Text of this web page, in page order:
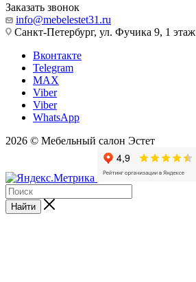
Заказать звонок
info@mebelestet31.ru
Санкт-Петербург, ул. Фучика 9, 1 этаж
Вконтакте
Telegram
MAX
Viber
Viber
WhatsApp
2026 © Мебельный салон Эстет
Найти